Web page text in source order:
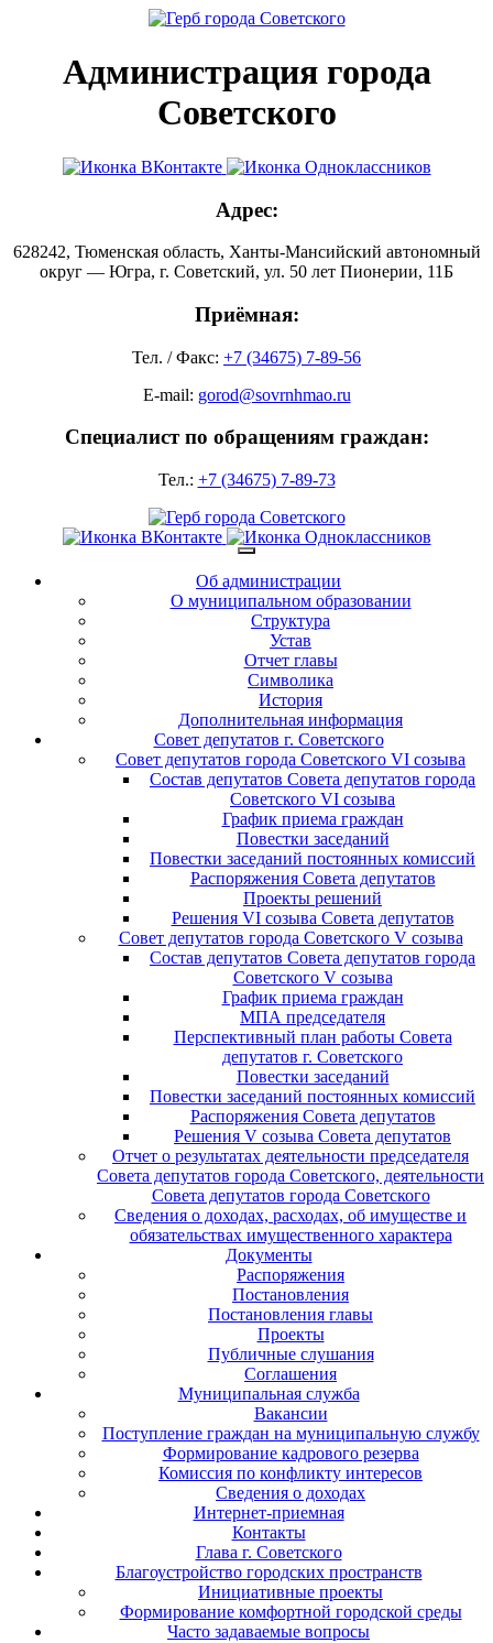
Администрация города
Советского
Адрес:
628242, Тюменская область, Ханты-Мансийский автономный
округ — Югра, г. Советский, ул. 50 лет Пионерии, 11Б
Приёмная:
Тел. / Факс: +7 (34675) 7-89-56
E-mail: gorod@sovrnhmao.ru
Специалист по обращениям граждан:
Тел.: +7 (34675) 7-89-73
Об администрации
О муниципальном образовании
Структура
Устав
Отчет главы
Символика
История
Дополнительная информация
Совет депутатов г. Советского
Совет депутатов города Советского VI созыва
Состав депутатов Совета депутатов города
Советского VI созыва
График приема граждан
Повестки заседаний
Повестки заседаний постоянных комиссий
Распоряжения Совета депутатов
Проекты решений
Решения VI созыва Совета депутатов
Совет депутатов города Советского V созыва
Состав депутатов Совета депутатов города
Советского V созыва
График приема граждан
МПА председателя
Перспективный план работы Совета
депутатов г. Советского
Повестки заседаний
Повестки заседаний постоянных комиссий
Распоряжения Совета депутатов
Решения V созыва Совета депутатов
Отчет о результатах деятельности председателя
Совета депутатов города Советского, деятельности
Совета депутатов города Советского
Сведения о доходах, расходах, об имуществе и
обязательствах имущественного характера
Документы
Распоряжения
Постановления
Постановления главы
Проекты
Публичные слушания
Соглашения
Муниципальная служба
Вакансии
Поступление граждан на муниципальную службу
Формирование кадрового резерва
Комиссия по конфликту интересов
Сведения о доходах
Интернет-приемная
Контакты
Глава г. Советского
Благоустройство городских пространств
Инициативные проекты
Формирование комфортной городской среды
Часто задаваемые вопросы